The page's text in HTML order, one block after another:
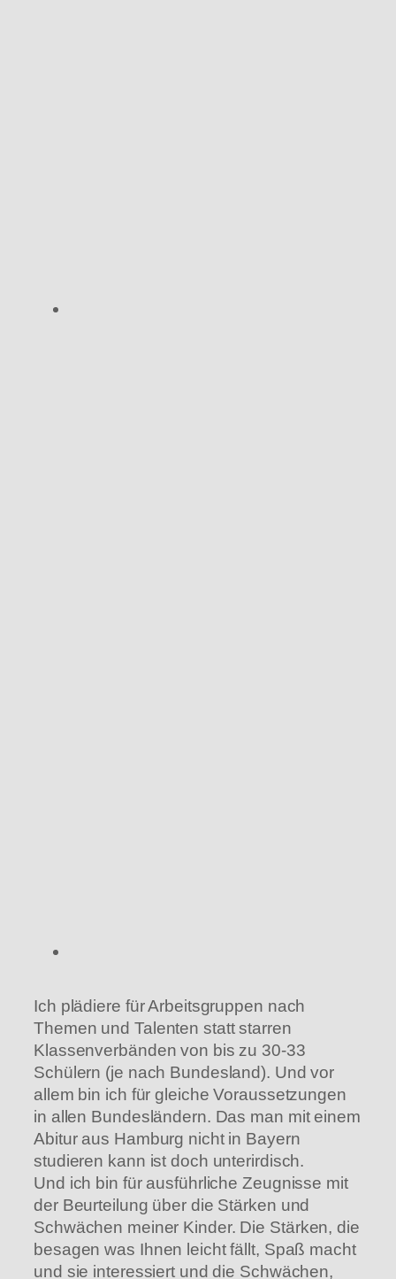
Ich plädiere für Arbeitsgruppen nach
Themen und Talenten statt starren
Klassenverbänden von bis zu 30-33
Schülern (je nach Bundesland). Und vor
allem bin ich für gleiche Voraussetzungen
in allen Bundesländern. Das man mit einem
Abitur aus Hamburg nicht in Bayern
studieren kann ist doch unterirdisch.
Und ich bin für ausführliche Zeugnisse mit
der Beurteilung über die Stärken und
Schwächen meiner Kinder. Die Stärken, die
besagen was Ihnen leicht fällt, Spaß macht
und sie interessiert und die Schwächen,